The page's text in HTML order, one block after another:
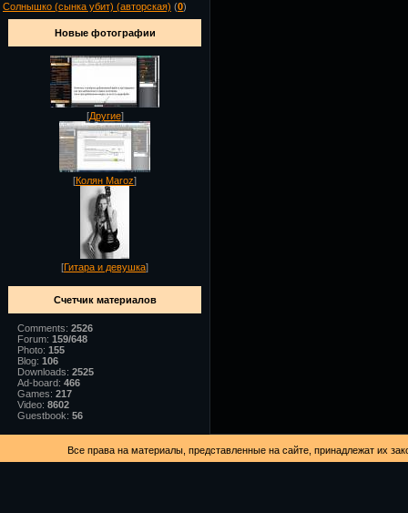
Солнышко (сынка убит) (авторская) (0)
Новые фотографии
[Другие]
[Колян Maroz]
[Гитара и девушка]
Счетчик материалов
Comments: 2526
Forum: 159/648
Photo: 155
Blog: 106
Downloads: 2525
Ad-board: 466
Games: 217
Video: 8602
Guestbook: 56
Все права на материалы, представленные на сайте, принадлежат их